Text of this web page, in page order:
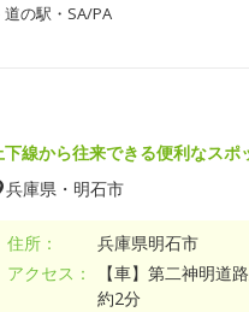
道の駅・SA/PA
下線から往来できる便利なスポ
兵庫県・明石市
住所：
兵庫県明石市
アクセス：
【車】第二神明道
約2分